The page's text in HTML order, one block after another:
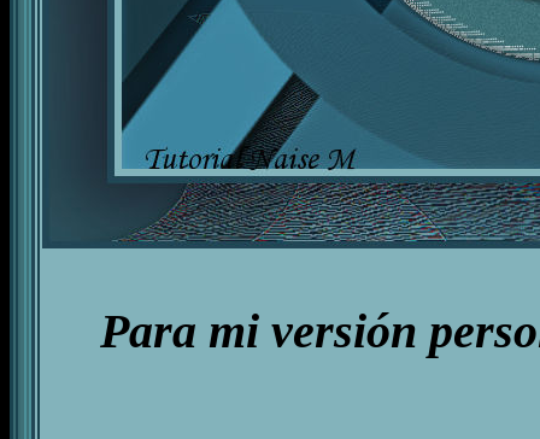
Para mi versión